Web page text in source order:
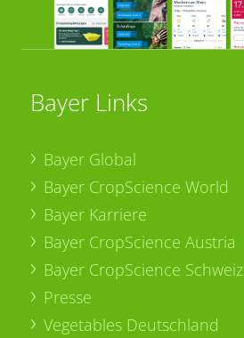
Bayer Links
Bayer Global
Bayer CropScience World
Bayer Karriere
Bayer CropScience Austria
Bayer CropScience Schweiz
Presse
Vegetables Deutschland